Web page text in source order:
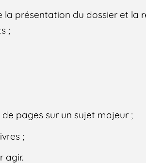
la présentation du dossier et la
;
pages sur un sujet majeur ;
;
agir.